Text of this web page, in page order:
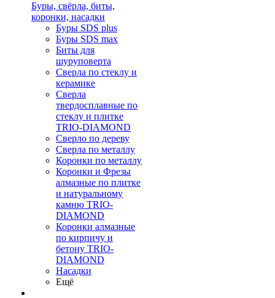
Буры, свёрла, биты,
коронки, насадки
Буры SDS plus
Буры SDS max
Биты для
шуруповерта
Сверла по стеклу и
керамике
Сверла
твердосплавные по
стеклу и плитке
TRIO-DIAMOND
Сверло по дереву
Сверла по металлу
Коронки по металлу
Коронки и Фрезы
алмазные по плитке
и натуральному
камню TRIO-
DIAMOND
Коронки алмазные
по кирпичу и
бетону TRIO-
DIAMOND
Насадки
Ещё